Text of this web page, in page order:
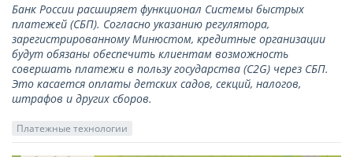
Банк России расширяет функционал Системы быстрых
платежей (СБП). Согласно указанию регулятора,
зарегистрированному Минюстом, кредитные организации
будут обязаны обеспечить клиентам возможность
совершать платежи в пользу государства (С2G) через СБП.
Это касается оплаты детских садов, секций, налогов,
штрафов и других сборов.
Платежные технологии